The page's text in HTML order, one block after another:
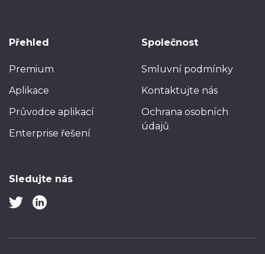
Přehled
Premium
Aplikace
Průvodce aplikací
Enterprise řešení
Společnost
Smluvní podmínky
Kontaktujte nás
Ochrana osobních
údajů
Sledujte nás